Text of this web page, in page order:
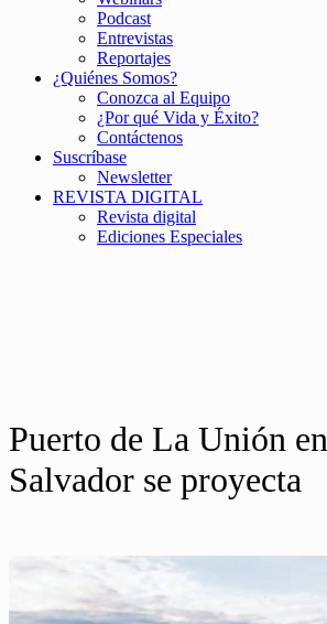
Podcast
Entrevistas
Reportajes
¿Quiénes Somos?
Conozca al Equipo
¿Por qué Vida y Éxito?
Contáctenos
Suscríbase
Newsletter
REVISTA DIGITAL
Revista digital
Ediciones Especiales
Puerto de La Unión
Salvador se proyecta